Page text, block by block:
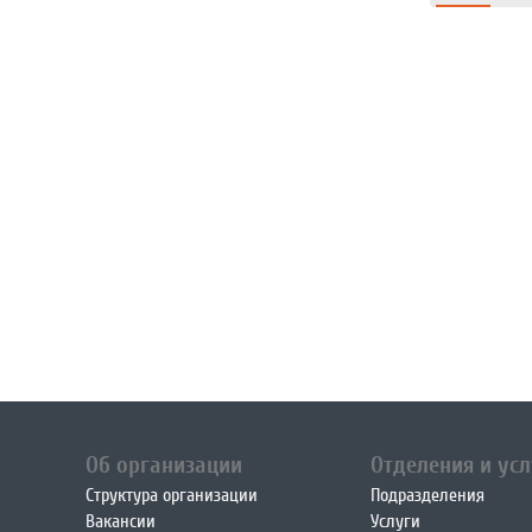
Об организации
Структура организации
Вакансии
Отделения и
Подразделения
Услуги